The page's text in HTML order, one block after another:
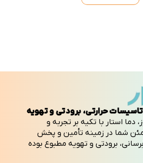
حرارتی، برودتی و تهویه
تا امروز، دما استار با تکیه بر تجربه و
شما در زمینه تأمین و پخش
برودتی و تهویه مطبوع بوده